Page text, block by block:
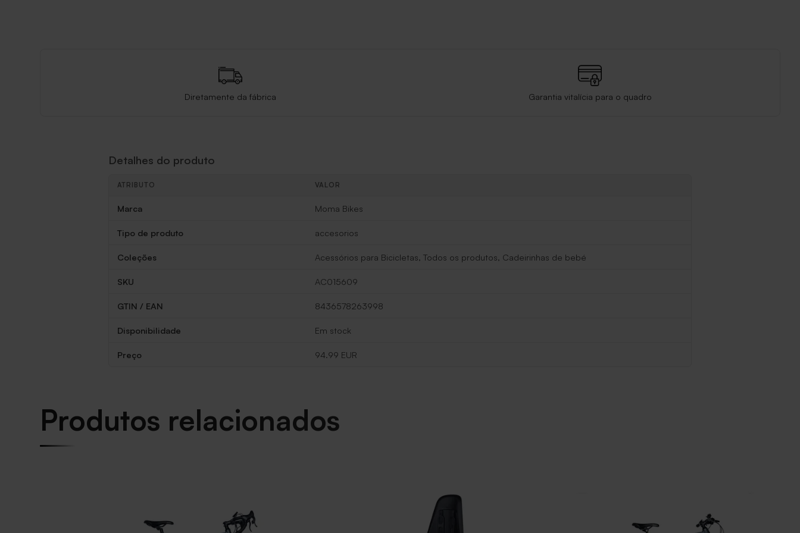
Diretamente da fábrica Garantia vitalícia para o quadro
Detalhes do produto
ATRIBUTO VALOR
Marca Moma Bikes
Tipo de produto accesorios
Coleções Acessórios para Bicicletas, Todos os produtos, Cadeirinhas de bebé
SKU AC015609
GTIN / EAN 8436578263998
Disponibilidade Em stock
Preço 94.99 EUR
Produtos relacionados